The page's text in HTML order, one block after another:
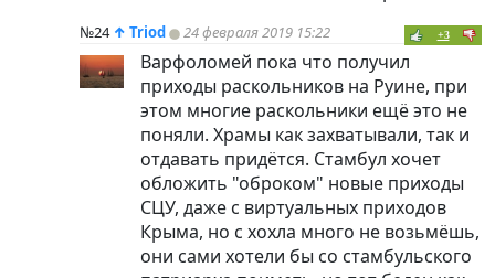
№24 ↑ Triod 24 февраля 2019 15:22 +3
Варфоломей пока что получил
приходы раскольников на Руине, при
этом многие раскольники ещё это не
поняли. Храмы как захватывали, так и
отдавать придётся. Стамбул хочет
обложить "оброком" новые приходы
СЦУ, даже с виртуальных приходов
Крыма, но с хохла много не возьмёшь,
они сами хотели бы со стамбульского